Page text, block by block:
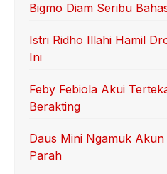
Bigmo Diam Seribu
Istri Ridho Illahi Hamil
Ini
Feby Febiola Akui
Berakting
Daus Mini Ngamuk Akun
Parah